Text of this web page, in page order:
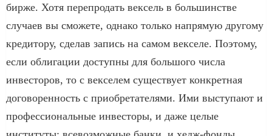
бирже. Хотя перепродать вексель в большинстве
случаев вы сможете, однако только напрямую другому
кредитору, сделав запись на самом векселе. Поэтому,
если облигации доступны для большого числа
инвесторов, то с векселем существует конкретная
договоренность с приобретателями. Ими выступают и
профессиональные инвесторы, и даже целые